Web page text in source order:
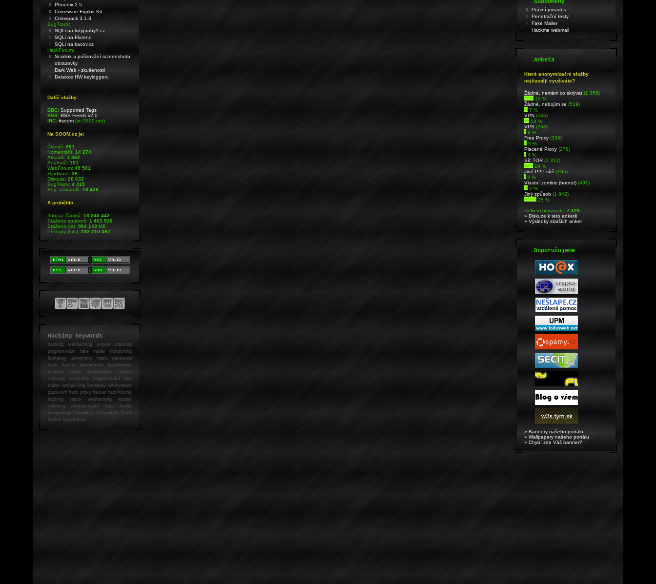
Phoenix 2.5
Crimeware Exploit Kit
Crimepack 3.1.3
BugTrack:
SQLi na listyprahy1.cz
SQLi na Florenc
SQLi na kacov.cz
HackForum:
Sciolink a pořizování screenshotu
obrazovky
Dark Web - zkušenosti
Detekce HW keyloggeru
Další služby:
BBC: Supported Tags
RSS: RSS Feeds v2.0
IRC: #soom(irc.2600.net)
Na SOOM.cz je:
Článků:991
Komentářů:14 274
Aktualit:1 862
Souborů:151
WebForum:49 501
Hardware:38
Diskuze:20 632
BugTrack:4 415
Reg. uživatelů:16 426
A proběhlo:
Zobraz. článků:18 249 442
Staženo souborů:1 463 526
Staženo dat:964 143MB
Přístupy (hits):232 710 397
Hacking keywords
hackingwebhacking exploit cracking
programování fake mailer lockpicking
bumpkey anonymity heslo password
hackhacker anonymous hackforums
hackingheslo webhacking exploit
cracking anonymity programování fake
mailer lockpicking bumpkey anonymous
password hack proxy hacker hackforums
hacking heslo webhacking exploit
cracking programování fake mailer
lockpicking bumpkey password hack
hackerhackforums
Subdomény
Právní poradna
Penetrační testy
Fake Mailer
Hackme webmail
.Anketa
Které anonymizační služby
nejčastěji využíváte?
Źádné, nemám co skrývat(1 356)
19 %
Žádné, nebojím se(519)
7 %
VPN(746)
10 %
VPS(263)
4 %
Free Proxy(336)
5 %
Placené Proxy(278)
4 %
Síť TOR(1 313)
18 %
Jiné P2P sítě(185)
3 %
Vlastní zombie (botnet)(491)
7 %
Jiný způsob(1 842)
25 %
Celkem hlasovalo:7 329
» Diskuze k této anketě
» Výsledky starších anket
.Doporučujeme
» Bannery našeho portálu
» Wallpapery našeho portálu
» Chybí zde Váš banner?